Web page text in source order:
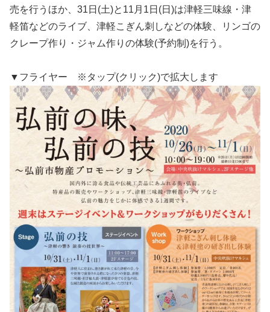
売を行うほか、31日(土)と11月1日(日)は津軽三味線・津
軽笛などのライブ、津軽こぎん刺しなどの体験、リンゴの
クレープ作り・ジャム作りの体験(予約制)を行う。
▼フライヤー ※タップ(クリック)で拡大します